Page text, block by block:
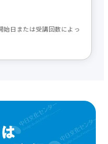
始日または受講回数によっ